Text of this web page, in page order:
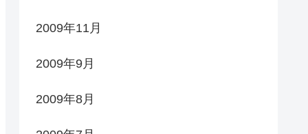
2009年11月
2009年9月
2009年8月